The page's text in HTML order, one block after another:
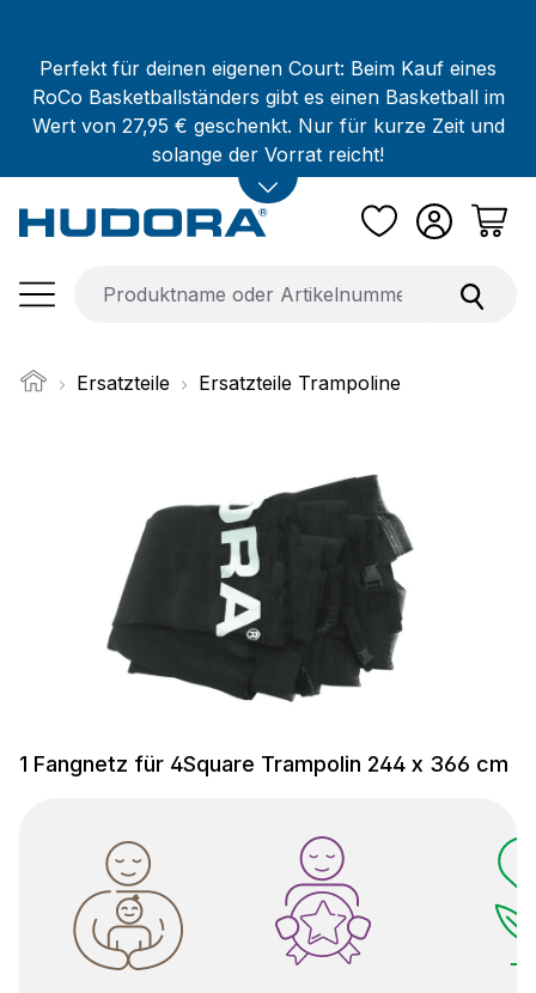
Perfekt für deinen eigenen Court: Beim Kauf eines
RoCo Basketballständers gibt es einen Basketball im
Wert von 27,95 € geschenkt. Nur für kurze Zeit und
solange der Vorrat reicht!
Ersatzteile Ersatzteile Trampoline
1 Fangnetz für 4Square Trampolin 244 x 366 cm